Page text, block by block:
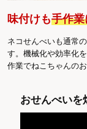
味付けも手作
ネコせんべいも通常
す。機械化や効率化
作業でねこちゃんの
おせんべいを